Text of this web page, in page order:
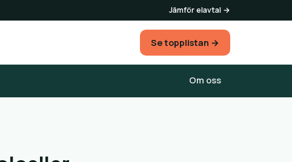
Jämför elavtal →
Se topplistan →
Om oss